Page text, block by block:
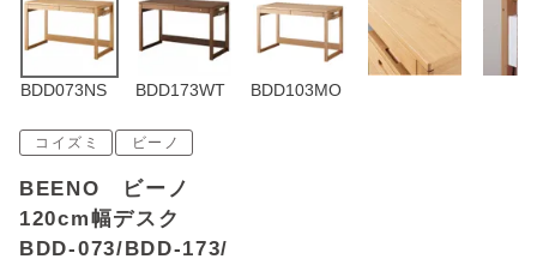
お問い合わせ
BDD073NS BDD173WT BDD103MO
コイズミ ビーノ
BEENO ビーノ
120cm幅デスク
BDD-073/BDD-173/